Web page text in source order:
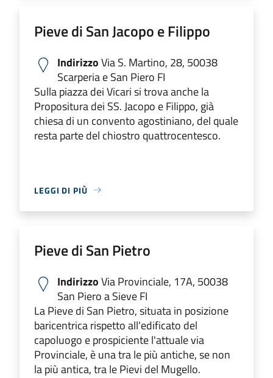
Pieve di San Jacopo e Filippo
IndirizzoVia S. Martino, 28, 50038
Scarperia e San Piero FI
Sulla piazza dei Vicari si trova anche la
Propositura dei SS. Jacopo e Filippo, già
chiesa di un convento agostiniano, del quale
resta parte del chiostro quattrocentesco.
LEGGI DI PIÙ
Pieve di San Pietro
IndirizzoVia Provinciale, 17A, 50038
San Piero a Sieve FI
La Pieve di San Pietro, situata in posizione
baricentrica rispetto all'edificato del
capoluogo e prospiciente l'attuale via
Provinciale, è una tra le più antiche, se non
la più antica, tra le Pievi del Mugello.